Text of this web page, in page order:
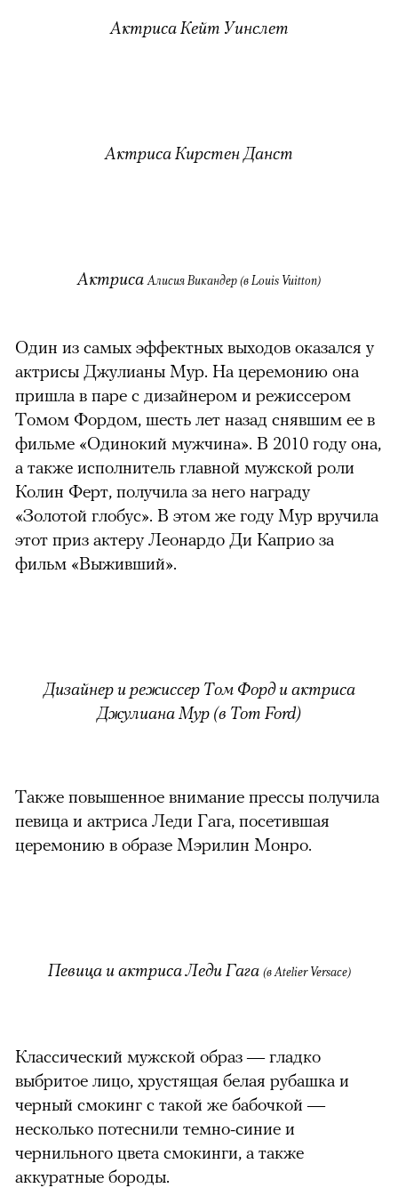
Актриса Кейт Уинслет
Актриса Кирстен Данст
Актриса Алисия Викандер (в Louis Vuitton)
Один из самых эффектных выходов оказался у
актрисы Джулианы Мур. На церемонию она
пришла в паре с дизайнером и режиссером
Томом Фордом, шесть лет назад снявшим ее в
фильме «Одинокий мужчина». В 2010 году она,
а также исполнитель главной мужской роли
Колин Ферт, получила за него награду
«Золотой глобус». В этом же году Мур вручила
этот приз актеру Леонардо Ди Каприо за
фильм «Выживший».
Дизайнер и режиссер Том Форд и актриса
Джулиана Мур (в Tom Ford)
Также повышенное внимание прессы получила
певица и актриса Леди Гага, посетившая
церемонию в образе Мэрилин Монро.
Певица и актриса Леди Гага (в Atelier Versace)
Классический мужской образ — гладко
выбритое лицо, хрустящая белая рубашка и
черный смокинг с такой же бабочкой —
несколько потеснили темно-синие и
чернильного цвета смокинги, а также
аккуратные бороды.